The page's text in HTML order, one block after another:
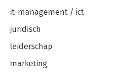
it-management / ict
juridisch
leiderschap
marketing